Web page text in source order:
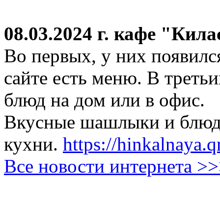
08.03.2024 г. кафе
Во первых, у них
сайте есть меню. В
блюд на дом или в офис.
Вкусные шашлыки и
кухни. https://
Все новости интернета